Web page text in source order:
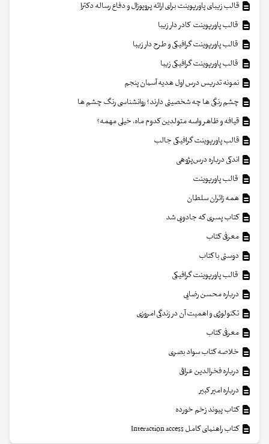
قالب زیبای پاورپوینت برای ارائه پروپوزال و دفاع رساله دکترا
قالب پاورپوینت کادر دار زیبا
قالب پاورپوینت گرافیکی و طرح دار زیبا
قالب پاورپوینت گرافیکی زیبا
نمونه تدریس درس اول هدیه آسمان پنجم
چشم رنگی ها چه شخصیتی دارند؟ روانشناسی رنگ چشم ها
قیافه و ظاهر واسه متولدین کدوم ماه، خیلی مهمه؟
قالب پاورپوینت گرافیکی جالب
اندکی درباره درس‌پژوهی
قالب پاورپوینت
همه زائران سلطان
کتاب پسری که جادویی شد
معرفی کتاب
دوستی با کتاب
قالب پاورپوینت گرافیکی
درباره محسن رضایی
تکنولوژی و اهمیت آن در زندگی امروزی
معرفی کتاب
خلاصه کتاب سواد بصری
درباره فخرالدین عراقی
درباره امیر کبیر
کتاب پیوند زخم خورده
کتاب راهنمای کامل Interaction access